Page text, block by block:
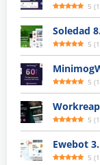
5 (1
5 (1
5 (1
5 (1
Ewebot
5 (1